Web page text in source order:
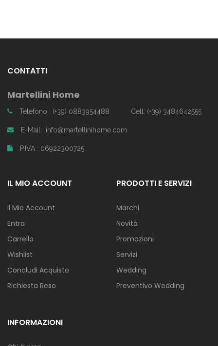
CONTATTI
Martellini Home
Telefono : (+39) 0883954488 Cell: (+39) 3484642555
E-Mail : info@martellinihome.com
P.IVA : 06922300725
IL MIO ACCOUNT
Il Mio Account
Entra
Carrello
Wishlist
Concludi Acquisto
Richiesta Reso
PRODOTTI E SERVIZI
Marchi
Novità
Promozioni
Servizi
Wedding
Preventivo Wedding
INFORMAZIONI